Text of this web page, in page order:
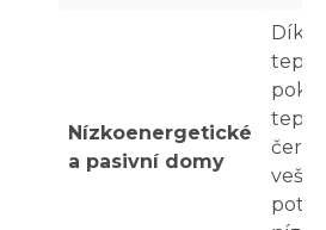
Nízkoenergetické
a pasivní domy
Díky